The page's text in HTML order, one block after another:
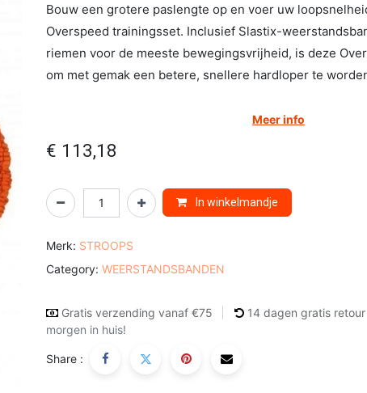
Bouw een grotere paslengte op en voer uw
Overspeed trainingsset. Inclusief Slastix-
riemen voor de meeste bewegingsvrijheid, is deze
om met gemak een betere, snellere hardloper te
Meer info
€ 113,18
In winkelmandje
Merk: STROOPS
Category: WEERSTANDSBANDEN
Gratis verzending vanaf €75 14 dagen gratis retour
morgen in huis!
Share :